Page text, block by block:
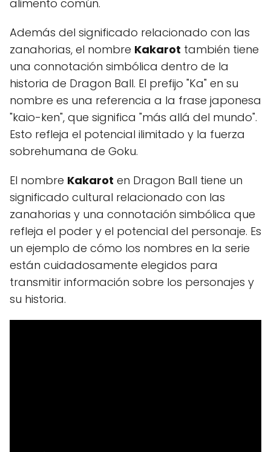
alimento común.
Además del significado relacionado con las
zanahorias, el nombre Kakarot también tiene
una connotación simbólica dentro de la
historia de Dragon Ball. El prefijo "Ka" en su
nombre es una referencia a la frase japonesa
"kaio-ken", que significa "más allá del mundo".
Esto refleja el potencial ilimitado y la fuerza
sobrehumana de Goku.
El nombre Kakarot en Dragon Ball tiene un
significado cultural relacionado con las
zanahorias y una connotación simbólica que
refleja el poder y el potencial del personaje. Es
un ejemplo de cómo los nombres en la serie
están cuidadosamente elegidos para
transmitir información sobre los personajes y
su historia.